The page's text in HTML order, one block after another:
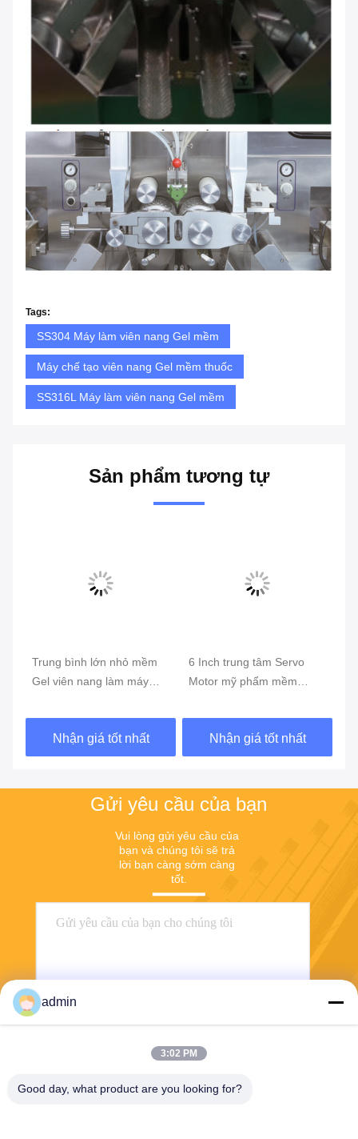
Tags:
SS304 Máy làm viên nang Gel mềm
Máy chế tạo viên nang Gel mềm thuốc
SS316L Máy làm viên nang Gel mềm
Sản phẩm tương tự
Trung bình lớn nhỏ mềm
Gel viên nang làm máy
phẩm
Nhận giá tốt nhất
6 Inch trung tâm Servo
Motor mỹ phẩm mềm
nang cho các sản phẩm
chăm sóc da
Nhận giá tốt nhất
Gửi yêu cầu của bạn
Vui lòng gửi yêu cầu của
bạn và chúng tôi sẽ trả
lời bạn càng sớm càng
tốt.
admin
3:02 PM
Good day, what product are you looking for?